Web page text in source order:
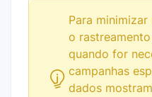
Para
o
quando for
campanhas
dados